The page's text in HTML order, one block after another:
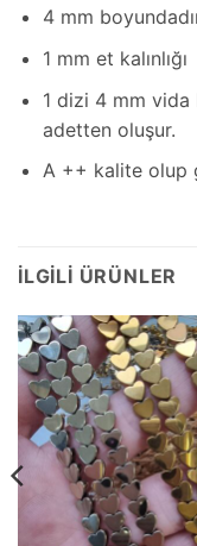
4 mm
1 mm et kalınlığı
1 dizi 4 mm
adetten oluşur.
A ++ kalite olup
İLGILI ÜRÜNLER